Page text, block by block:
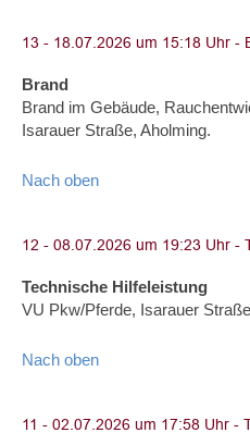
Brand
Brand im Gebäude,
Isarauer Straße, Aholming.
Nach oben
Technische Hilfeleistung
VU Pkw/Pferde, Isarauer
Nach oben